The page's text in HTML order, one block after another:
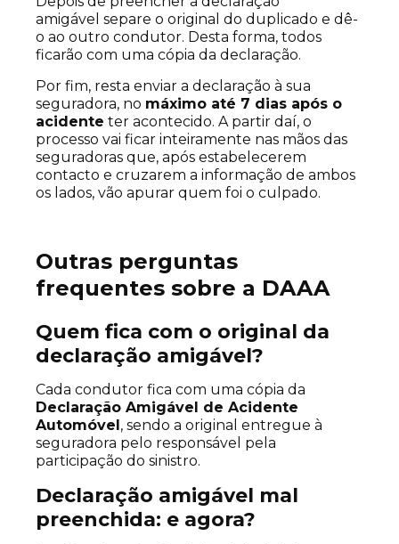
amigável separe o original do duplicado e dê-
o ao outro condutor. Desta forma, todos
ficarão com uma cópia da declaração.
Por fim, resta enviar a declaração à sua
seguradora, no máximo até 7 dias após o
acidente ter acontecido. A partir daí, o
processo vai ficar inteiramente nas mãos das
seguradoras que, após estabelecerem
contacto e cruzarem a informação de ambos
os lados, vão apurar quem foi o culpado.
Outras perguntas
frequentes sobre a DAAA
Quem fica com o original da
declaração amigável?
Cada condutor fica com uma cópia da
Declaração Amigável de Acidente
Automóvel , sendo a original entregue à
seguradora pelo responsável pela
participação do sinistro.
Declaração amigável mal
preenchida: e agora?